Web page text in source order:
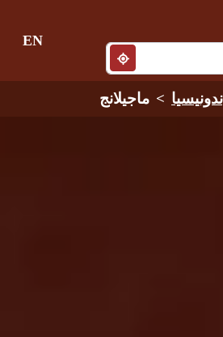
EN
إندونيسيا ماجيلانج